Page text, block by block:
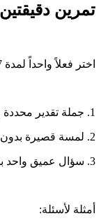
تمرين
اختر فعلاً واحداً لمدة 7 أيام:
1. جملة تقدير محددة واحدة في اليوم
2. لمسة قصيرة بدون هدف (عناق 10 ثوانٍ)
3. سؤال عميق واحد بدل الحديث التقني
أمثلة لأسئلة: